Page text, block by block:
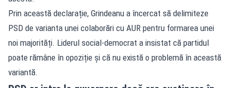
Prin această declarație, Grindeanu a încercat să delimiteze
PSD de varianta unei colaborări cu AUR pentru formarea unei
noi majorități. Liderul social-democrat a insistat că partidul
poate rămâne în opoziție și că nu există o problemă în această
variantă.